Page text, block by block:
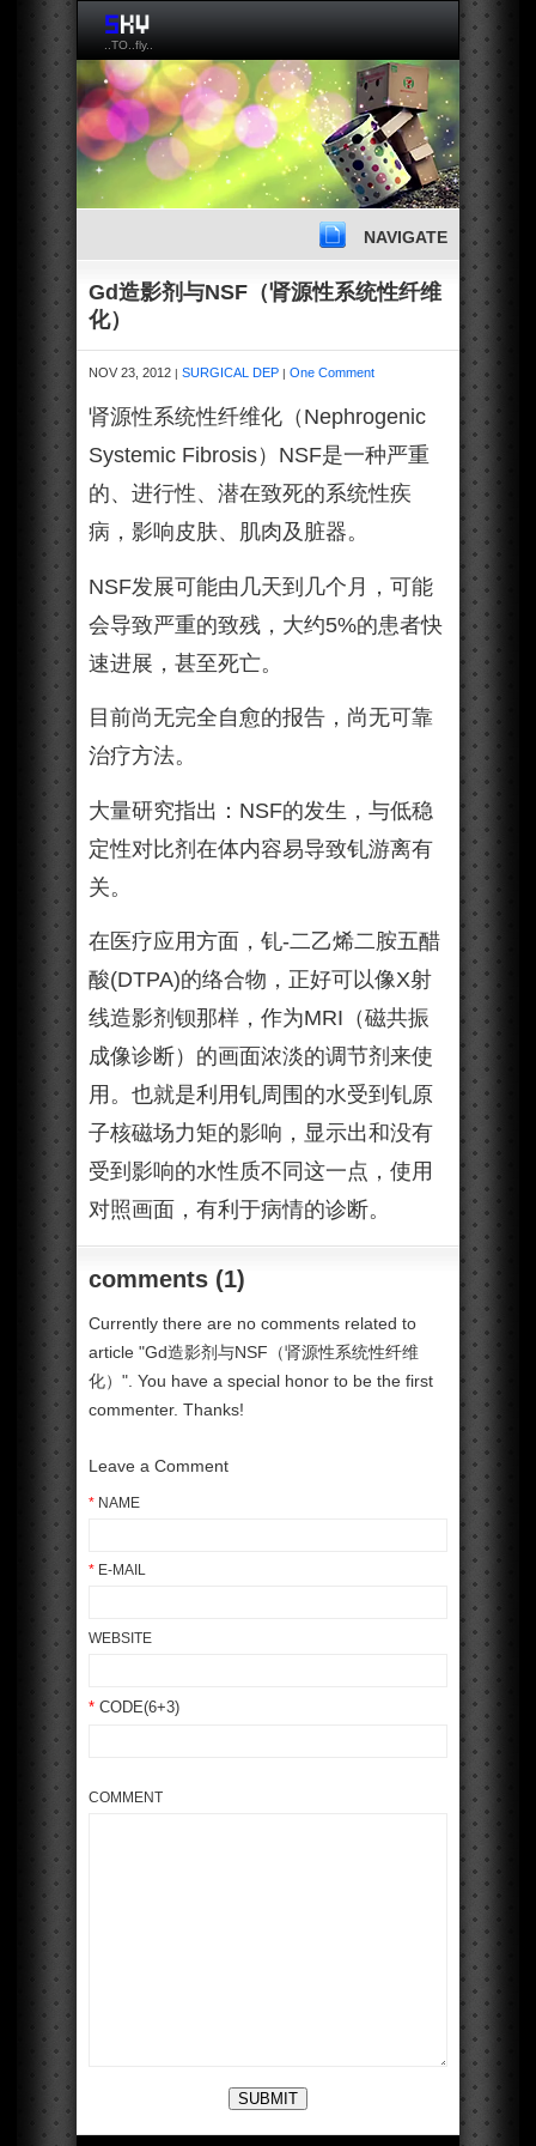
..TO..fly..
NAVIGATE
Gd造影剂与NSF（肾源性系统性纤维
化）
NOV 23, 2012 | SURGICAL DEP | One Comment
肾源性系统性纤维化（Nephrogenic
Systemic Fibrosis）NSF是一种严重
的、进行性、潜在致死的系统性疾
病，影响皮肤、肌肉及脏器。
NSF发展可能由几天到几个月，可能
会导致严重的致残，大约5%的患者快
速进展，甚至死亡。
目前尚无完全自愈的报告，尚无可靠
治疗方法。
大量研究指出：NSF的发生，与低稳
定性对比剂在体内容易导致钆游离有
关。
在医疗应用方面，钆-二乙烯二胺五醋
酸(DTPA)的络合物，正好可以像X射
线造影剂钡那样，作为MRI（磁共振
成像诊断）的画面浓淡的调节剂来使
用。也就是利用钆周围的水受到钆原
子核磁场力矩的影响，显示出和没有
受到影响的水性质不同这一点，使用
对照画面，有利于病情的诊断。
comments (1)
Currently there are no comments related to
article "Gd造影剂与NSF（肾源性系统性纤维
化）". You have a special honor to be the first
commenter. Thanks!
Leave a Comment
* NAME
* E-MAIL
WEBSITE
* CODE(6+3)
COMMENT
SUBMIT